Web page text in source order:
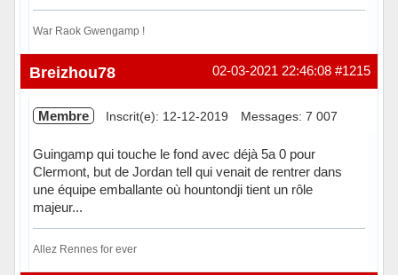
War Raok Gwengamp !
Hors ligne #1215
02-03-2021 22:46:08
Breizhou78
Membre Inscrit(e): 12-12-2019 Messages: 7 007
Guingamp qui touche le fond avec déjà 5a 0 pour
Clermont, but de Jordan tell qui venait de rentrer dans
une équipe emballante où hountondji tient un rôle
majeur...
Allez Rennes for ever